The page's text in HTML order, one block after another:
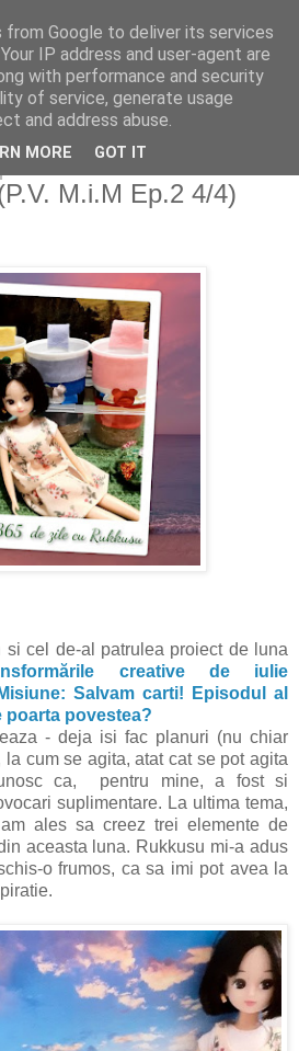
M.i.M Ep.2 4/4)
si cel de-al patrulea proiect de luna
creative de iulie
Salvam carti! Episodul al
poarta povestea?
- deja isi fac planuri (nu chiar
cum se agita, atat cat se pot agita
ca, pentru mine, a fost si
suplimentare. La ultima tema,
am ales sa creez trei elemente de
aceasta luna. Rukkusu mi-a adus
o frumos, ca sa imi pot avea la
from Google to deliver its services
IP address and user-agent are
with performance and security
of service, generate usage
and address abuse.
MORE GOT IT